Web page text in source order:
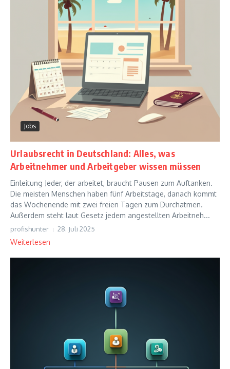
Jobs
Urlaubsrecht in Deutschland: Alles, was
Arbeitnehmer und Arbeitgeber wissen müssen
Einleitung Jeder, der arbeitet, braucht Pausen zum Auftanken.
Die meisten Menschen haben fünf Arbeitstage, danach kommt
das Wochenende mit zwei freien Tagen zum Durchatmen.
Außerdem steht laut Gesetz jedem angestellten Arbeitneh...
profishunter 28. Juli 2025
Weiterlesen